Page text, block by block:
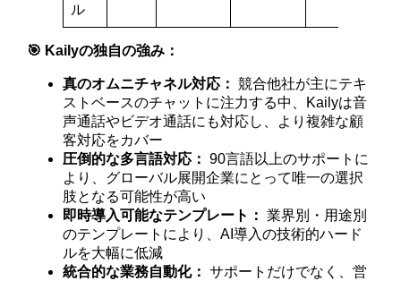
ル
🎯 Kailyの独自の強み：
真のオムニチャネル対応： 競合他社が主にテキ
ストベースのチャットに注力する中、Kailyは音
声通話やビデオ通話にも対応し、より複雑な顧
客対応をカバー
圧倒的な多言語対応： 90言語以上のサポートに
より、グローバル展開企業にとって唯一の選択
肢となる可能性が高い
即時導入可能なテンプレート： 業界別・用途別
のテンプレートにより、AI導入の技術的ハード
ルを大幅に低減
統合的な業務自動化： サポートだけでなく、営